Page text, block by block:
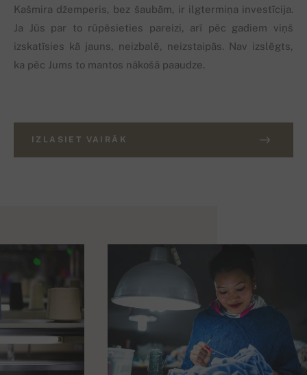
Kašmira džemperis, bez šaubām, ir ilgtermiņa investīcija.
Ja Jūs par to rūpēsieties pareizi, arī pēc gadiem viņš
izskatīsies kā jauns, neizbalē, neizstaipās. Nav izslēgts,
ka pēc Jums to mantos nākošā paaudze.
IZLASIET VAIRĀK